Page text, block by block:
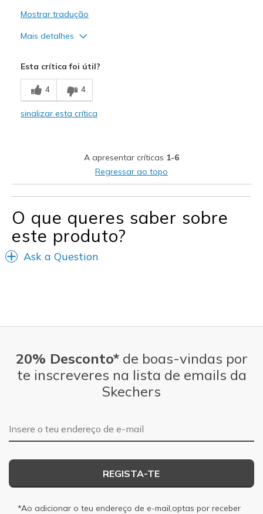
Mostrar tradução
Mais detalhes
Breathe Well
Comfortable
Width
Feels true to width
Esta crítica foi útil?
4 4
sinalizar esta crítica
A apresentar críticas 1-6
Regressar ao topo
O que queres saber sobre
este produto?
Ask a Question
20% Desconto*de boas-vindas por
te inscreveres na lista de emails da
Skechers
Endereço de e-mail
REGISTA-TE
*Ao adicionar o teu endereço de e-mail,optas por receber